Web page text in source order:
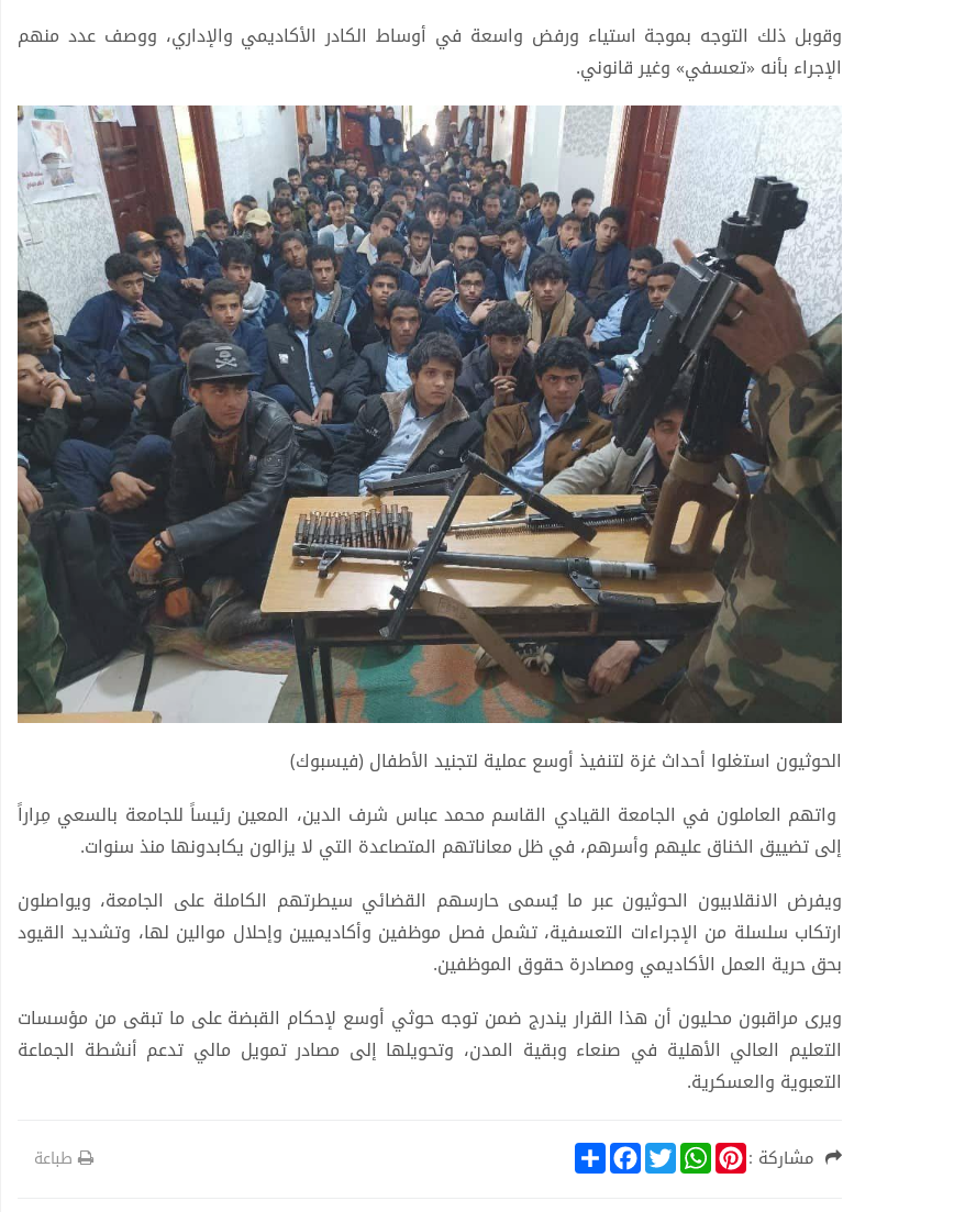
وقوبل ذلك التوجه بموجة استياء ورفض واسعة في أوساط الكادر الأكاديمي والإداري، ووصف عدد منهم
الإجراء بأنه «تعسفي» وغير قانوني.
الحوثيون استغلوا أحداث غزة لتنفيذ أوسع عملية لتجنيد الأطفال (فيسبوك)
واتهم العاملون في الجامعة القيادي القاسم محمد عباس شرف الدين، المعين رئيساً للجامعة بالسعي مِراراً
إلى تضييق الخناق عليهم وأسرهم، في ظل معاناتهم المتصاعدة التي لا يزالون يكابدونها منذ سنوات.
ويفرض الانقلابيون الحوثيون عبر ما يُسمى حارسهم القضائي سيطرتهم الكاملة على الجامعة، ويواصلون
ارتكاب سلسلة من الإجراءات التعسفية، تشمل فصل موظفين وأكاديميين وإحلال موالين لها، وتشديد القيود
بحق حرية العمل الأكاديمي ومصادرة حقوق الموظفين.
ويرى مراقبون محليون أن هذا القرار يندرج ضمن توجه حوثي أوسع لإحكام القبضة على ما تبقى من مؤسسات
التعليم العالي الأهلية في صنعاء وبقية المدن، وتحويلها إلى مصادر تمويل مالي تدعم أنشطة الجماعة
التعبوية والعسكرية.
مشاركة : S
h
F
a
T
w
W
h
P
i طباعة